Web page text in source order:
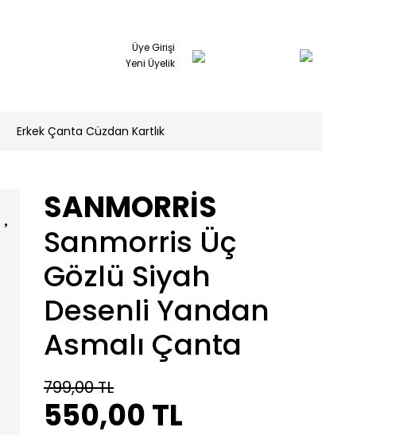
Üye Girişi
Yeni Üyelik
Erkek Çanta Cüzdan Kartlık
SANMORRİS
Sanmorris Üç
Gözlü Siyah
Desenli Yandan
Asmalı Çanta
799,00 TL
550,00 TL